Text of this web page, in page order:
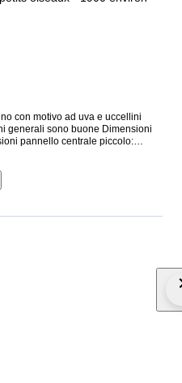
con motivo ad uva e uccellini